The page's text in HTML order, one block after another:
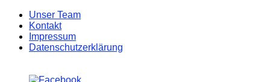
Unser Team
Kontakt
Impressum
Datenschutzerklärung